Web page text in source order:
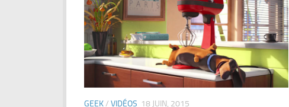
GEEK/ VIDÉOS 18 JUIN, 2015